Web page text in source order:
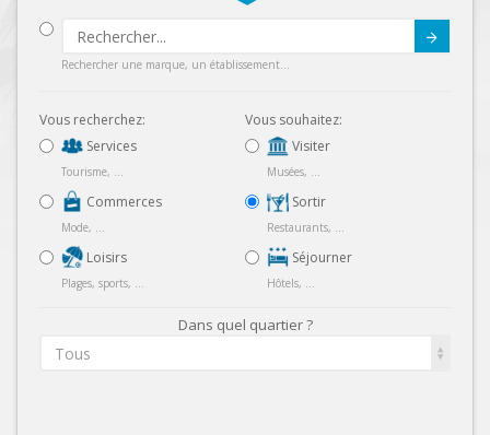
Rechercher une marque, un établissement...
Vous recherchez:
Services
Tourisme, ...
Commerces
Mode, ...
Loisirs
Plages, sports, ...
Vous souhaitez:
Visiter
Musées, ...
Sortir
Restaurants, ...
Séjourner
Hôtels, ...
Dans quel quartier ?
Tous